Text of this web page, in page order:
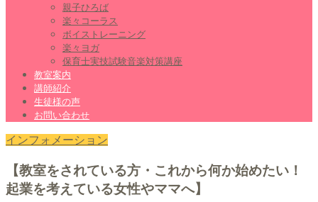
親子ひろば
楽々コーラス
ボイストレーニング
楽々ヨガ
保育士実技試験音楽対策講座
教室案内
講師紹介
生徒様の声
お問い合わせ
インフォメーション
【教室をされている方・これから何か始めたい！
起業を考えている女性やママへ】